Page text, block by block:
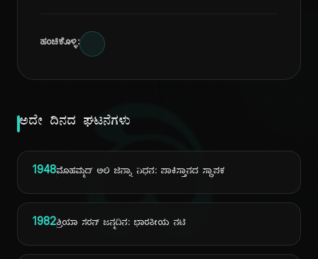
ಹಂಚಿಕೊಳ್ಳಿ:
ಅದೇ ದಿನದ ಘಟನೆಗಳು
1948ಮೊಹಮ್ಮದ್ ಅಲಿ ಜಿನ್ನಾ ನಿಧನ: ಪಾಕಿಸ್ತಾನದ ಸ್ಥಾಪಕ
1982ಶ್ರಿಯಾ ಸರನ್ ಜನ್ಮದಿನ: ಭಾರತೀಯ ನಟಿ